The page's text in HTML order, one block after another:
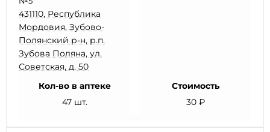
431110, Республика
Мордовия, Зубово-
Полянский р-н, р.п.
Зубова Поляна, ул.
Советская, д. 50
Кол-во в аптеке
47 шт.
Стоимость
30 ₽